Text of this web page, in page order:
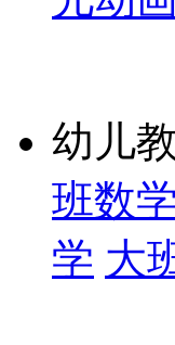
幼儿
班数学
学 大